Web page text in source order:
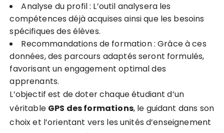
Analyse du profil : L’outil analysera les
compétences déjà acquises ainsi que les besoins
spécifiques des élèves.
Recommandations de formation : Grâce à ces
données, des parcours adaptés seront formulés,
favorisant un engagement optimal des
apprenants.
L’objectif est de doter chaque étudiant d’un
véritable GPS desformations, le guidant dans son
choix et l’orientant vers les unités d’enseignement